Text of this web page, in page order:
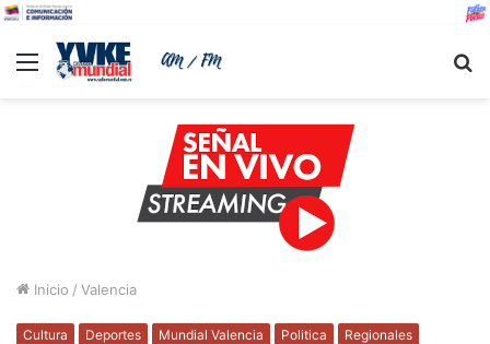
Menu
Inicio / Valencia
Cultura Deportes Mundial Valencia Politica
Regionales